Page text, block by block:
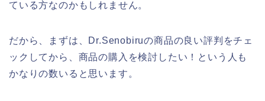
ている方なのかもしれません。
だから、まずは、Dr.Senobiruの商品の良い評判をチェ
ックしてから、商品の購入を検討したい！という人も
かなりの数いると思います。